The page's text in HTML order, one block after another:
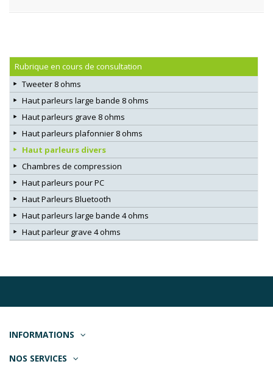
Rubrique en cours de consultation
Tweeter 8 ohms
Haut parleurs large bande 8 ohms
Haut parleurs grave 8 ohms
Haut parleurs plafonnier 8 ohms
Haut parleurs divers
Chambres de compression
Haut parleurs pour PC
Haut Parleurs Bluetooth
Haut parleurs large bande 4 ohms
Haut parleur grave 4 ohms
INFORMATIONS
NOS SERVICES